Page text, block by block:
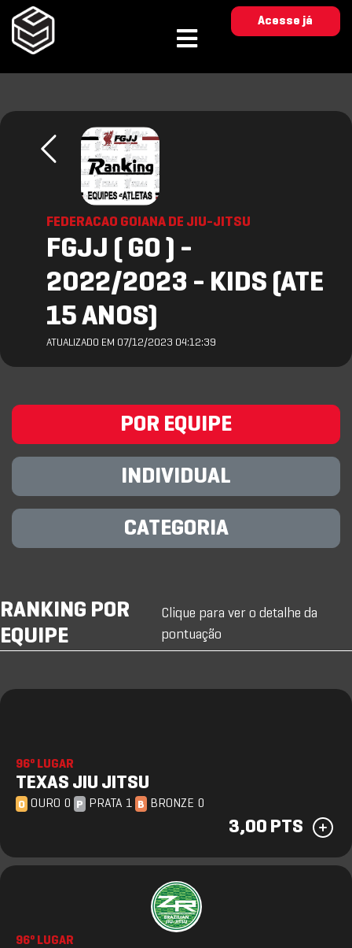
Acesse já
FEDERACAO GOIANA DE JIU-JITSU
FGJJ ( GO ) -
2022/2023 - KIDS (ATE
15 ANOS)
ATUALIZADO EM 07/12/2023 04:12:39
POR EQUIPE
INDIVIDUAL
CATEGORIA
RANKING POR
EQUIPE
Clique para ver o detalhe da
pontuação
96º LUGAR
TEXAS JIU JITSU
O OURO 0 P PRATA 1 B BRONZE 0
3,00 PTS
96º LUGAR